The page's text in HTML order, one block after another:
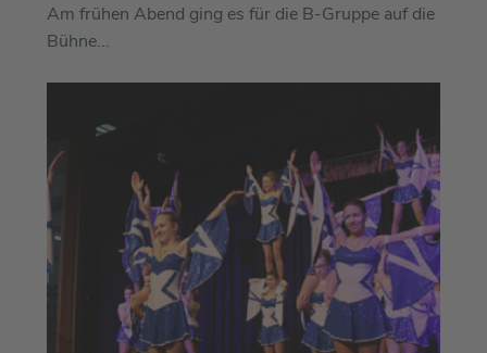
Am frühen Abend ging es für die B-Gruppe auf die
Bühne...